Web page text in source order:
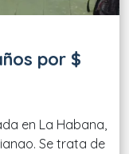
por $
en La Habana,
Se trata de